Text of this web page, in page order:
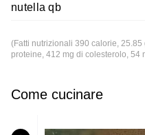
nutella qb
(Fatti nutrizionali 390 calorie,
proteine, 412 mg di colesterolo, 54
Come cucinare